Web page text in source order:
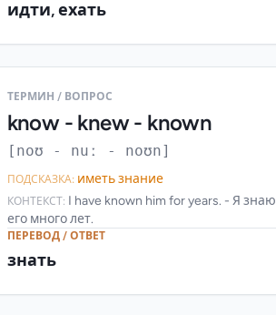
идти, ехать
ТЕРМИН / ВОПРОС
know - knew - known
[noʊ - nuː - noʊn]
ПОДСКАЗКА:иметь знание
КОНТЕКСТ: I have known him for years. - Я знаю
его много лет.
ПЕРЕВОД / ОТВЕТ
знать